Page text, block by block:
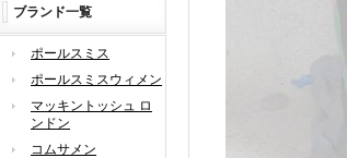
ブランド一覧
ポールスミス
ポールスミスウィメン
マッキントッシュ ロ
ンドン
コムサメン